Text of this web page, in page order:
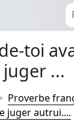
toi
...
Proverbe
juger autrui....